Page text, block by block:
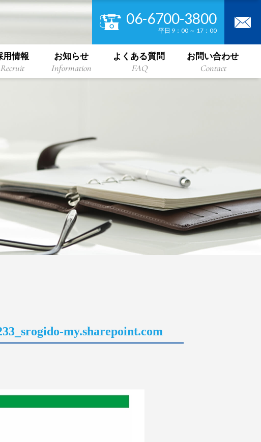
06-6700-3800
平日 9：00 ～ 17：00
用情報
Recruit
お知らせ
Information
よくある質問
FAQ
お問い合わせ
Contact
my.sharepoint.com